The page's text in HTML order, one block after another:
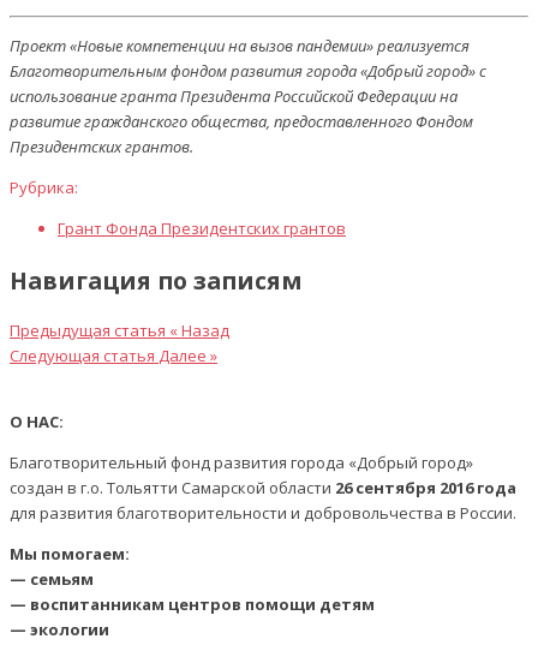
Проект «Новые компетенции на вызов пандемии» реализуется
Благотворительным фондом развития города «Добрый город» с
использование гранта Президента Российской Федерации на
развитие гражданского общества, предоставленного Фондом
Президентских грантов.
Рубрика:
Грант Фонда Президентских грантов
Навигация по записям
Предыдущая статья « Назад
Следующая статья Далее »
О НАС:
Благотворительный фонд развития города «Добрый город»
создан в г.о. Тольятти Самарской области 26 сентября 2016 года
для развития благотворительности и добровольчества в России.
Мы помогаем:
— семьям
— воспитанникам центров помощи детям
— экологии